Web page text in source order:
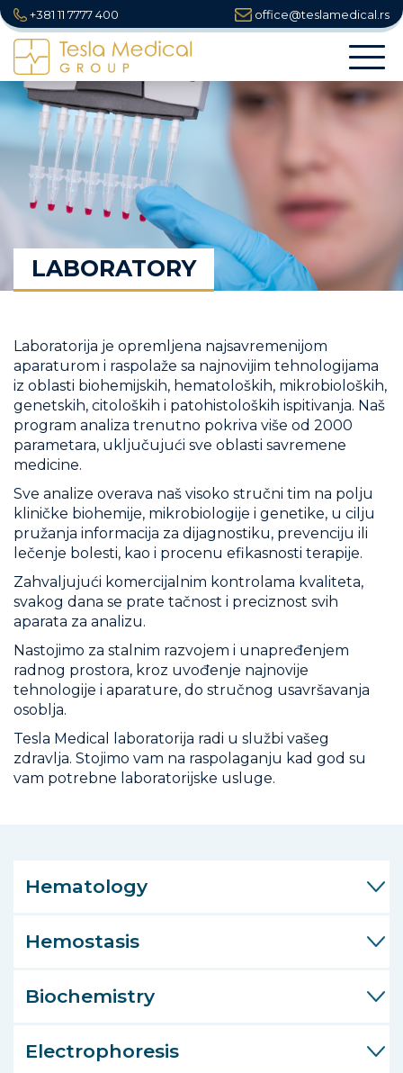
+381 11 7777 400 office@teslamedical.rs
LABORATORY
Laboratorija je opremljena najsavremenijom
aparaturom i raspolaže sa najnovijim tehnologijama
iz oblasti biohemijskih, hematoloških, mikrobioloških,
genetskih, citoloških i patohistoloških ispitivanja. Naš
program analiza trenutno pokriva više od 2000
parametara, uključujući sve oblasti savremene
medicine.
Sve analize overava naš visoko stručni tim na polju
kliničke biohemije, mikrobiologije i genetike, u cilju
pružanja informacija za dijagnostiku, prevenciju ili
lečenje bolesti, kao i procenu efikasnosti terapije.
Zahvaljujući komercijalnim kontrolama kvaliteta,
svakog dana se prate tačnost i preciznost svih
aparata za analizu.
Nastojimo za stalnim razvojem i unapređenjem
radnog prostora, kroz uvođenje najnovije
tehnologije i aparature, do stručnog usavršavanja
osoblja.
Tesla Medical laboratorija radi u službi vašeg
zdravlja. Stojimo vam na raspolaganju kad god su
vam potrebne laboratorijske usluge.
Hematology
Hemostasis
Biochemistry
Electrophoresis